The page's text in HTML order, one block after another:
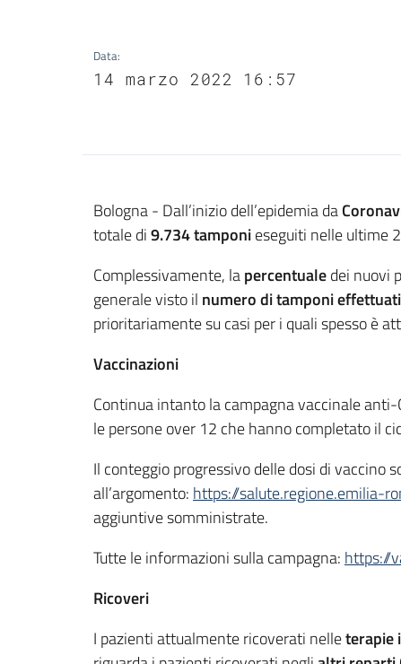
Data:
14 marzo 2022 16:57
Contenuto
Bologna - Dall’inizio dell’epidemia da
totale di9.734 tamponieseguiti nelle ultime
Complessivamente, lapercentualedei nuovi
generale visto il numero di tamponi effettuati
prioritariamente su casi per i quali spesso è
Vaccinazioni
Continua intanto la campagna vaccinale
le persone over 12 che hanno completato il
Il conteggio progressivo delle dosi di vaccino
all’argomento: https://salute.regione.emilia-
aggiuntive somministrate.
Tutte le informazioni sulla campagna: https://
Ricoveri
I pazienti attualmente ricoverati nelleterapie